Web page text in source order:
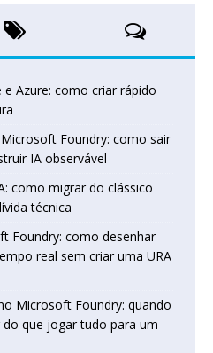
Azure: como criar rápido
Foundry: como sair
IA observável
como migrar do clássico
técnica
Foundry: como desenhar
real sem criar uma URA
Microsoft Foundry: quando
que jogar tudo para um